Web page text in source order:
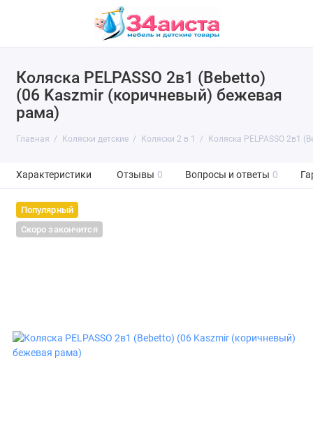
Коляска PELPASSO 2в1 (Bebetto)
(06 Kaszmir (коричневый) бежевая
рама)
Главная Коляски детские Коляски 2 в 1 Коляска PELPASSO 2в1
Характеристики Отзывы 0 Вопросы и ответы 0
Популярный
Скоро закончится